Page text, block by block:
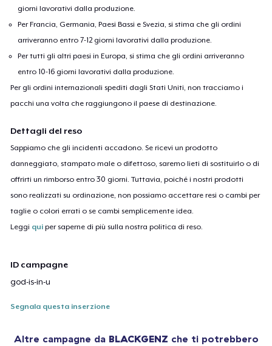
giorni lavorativi dalla produzione.
Per Francia, Germania, Paesi Bassi e Svezia, si stima che gli ordini
arriveranno entro 7-12 giorni lavorativi dalla produzione.
Per tutti gli altri paesi in Europa, si stima che gli ordini arriveranno
entro 10-16 giorni lavorativi dalla produzione.
Per gli ordini internazionali spediti dagli Stati Uniti, non tracciamo i
pacchi una volta che raggiungono il paese di destinazione.
Dettagli del reso
Sappiamo che gli incidenti accadono. Se ricevi un prodotto
danneggiato, stampato male o difettoso, saremo lieti di sostituirlo o di
offrirti un rimborso entro 30 giorni. Tuttavia, poiché i nostri prodotti
sono realizzati su ordinazione, non possiamo accettare resi o cambi per
taglie o colori errati o se cambi semplicemente idea.
Leggi qui per saperne di più sulla nostra politica di reso.
ID campagne
god-is-in-u
Segnala questa inserzione
Altre campagne da BLACKGENZ che ti potrebbero